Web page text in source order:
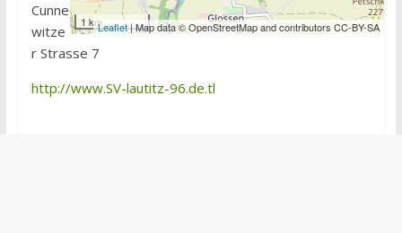
1 kmLeaflet| Map data © OpenStreetMap and contributors CC-BY-SA
Cunne
witze
r Strasse 7
http://www.SV-lautitz-96.de.tl